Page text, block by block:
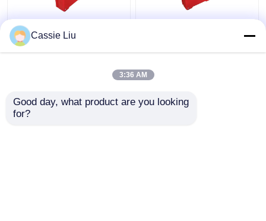
Lityum İyon Elektrik
Pallet Jack Pil 36 Volt
Ekipman Pil
Cassie Liu
3:36 AM
Good day, what product are you looking
for?